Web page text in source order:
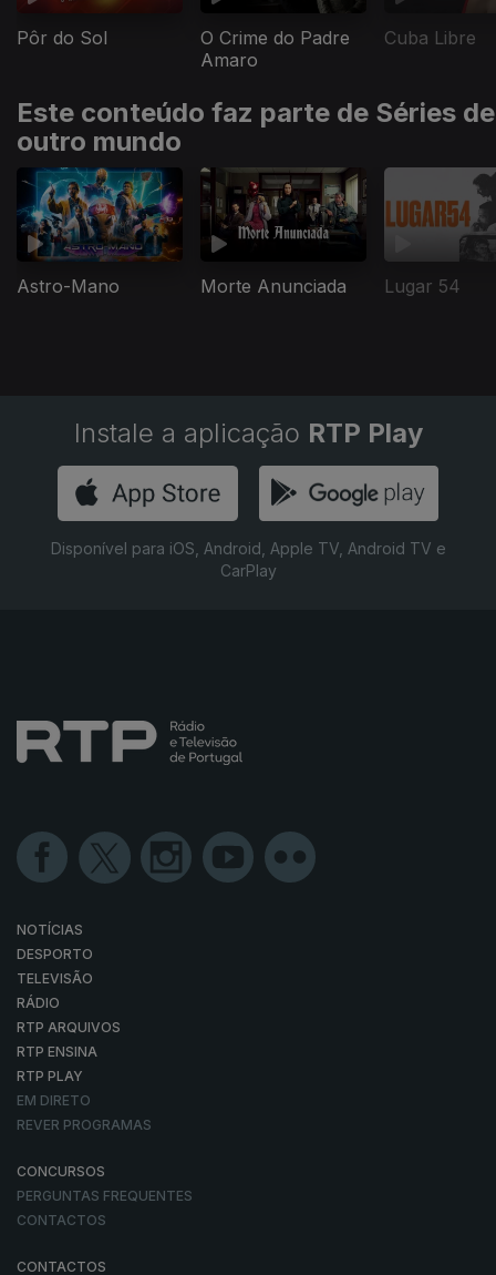
Pôr do Sol
O Crime do Padre
Amaro
Cuba Libre
Este conteúdo faz parte de Séries de
outro mundo
Astro-Mano Morte Anunciada Lugar 54
Instale a aplicação RTP Play
Disponível para iOS, Android, Apple TV, Android TV e
CarPlay
NOTÍCIAS
DESPORTO
TELEVISÃO
RÁDIO
RTP ARQUIVOS
RTP ENSINA
RTP PLAY
EM DIRETO
REVER PROGRAMAS
CONCURSOS
PERGUNTAS FREQUENTES
CONTACTOS
CONTACTOS